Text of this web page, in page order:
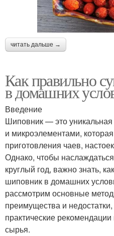
читать дальше →
Как правильно
в домашних
Введение
Шиповник — это
и микроэлементами,
приготовления чаев,
Однако, чтобы
круглый год, важно знать,
шиповник в домашних
рассмотрим основные
преимущества и
практические
сырья.